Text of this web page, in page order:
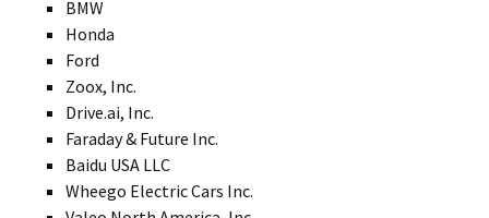
BMW
Honda
Ford
Zoox, Inc.
Drive.ai, Inc.
Faraday & Future Inc.
Baidu USA LLC
Wheego Electric Cars Inc.